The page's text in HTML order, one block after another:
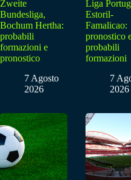
Zweite
Bundesliga,
Bochum Hertha:
probabili
formazioni e
pronostico
7 Agosto
2026
Liga
Estoril-
Famalicao:
pronostico
probabili
formazioni
7
2026